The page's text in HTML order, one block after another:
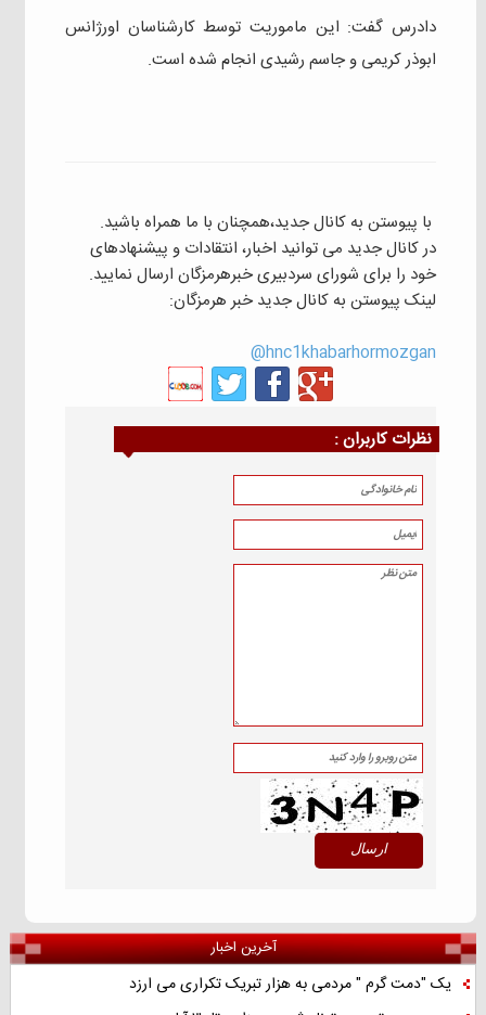
دادرس گفت: این ماموریت توسط کارشناسان اورژانس
ابوذر کریمی و جاسم رشیدی انجام شده است.
با پیوستن به کانال جدید،همچنان با ما همراه باشید.
در کانال جدید می توانید اخبار، انتقادات و پیشنهادهای
خود را برای شورای سردبیری خبرهرمزگان ارسال نمایید.
لینک پیوستن به کانال جدید خبر هرمزگان:
hnc1khabarhormozgan@
نظرات كاربران :
آخرین اخبار
یک "دمت گرم " مردمی به هزار تبریک تکراری می ارزد